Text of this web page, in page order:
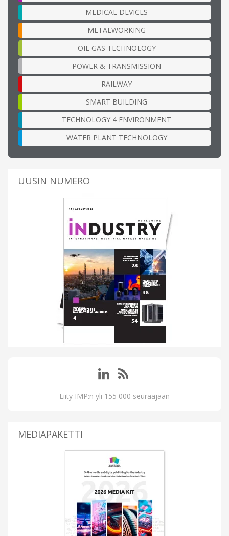
MEDICAL DEVICES
METALWORKING
OIL GAS TECHNOLOGY
POWER & TRANSMISSION
RAILWAY
SMART BUILDING
TECHNOLOGY 4 ENVIRONMENT
WATER PLANT TECHNOLOGY
UUSIN NUMERO
Liity IMP:n yli 155 000 seuraajaan
MEDIAPAKETTI